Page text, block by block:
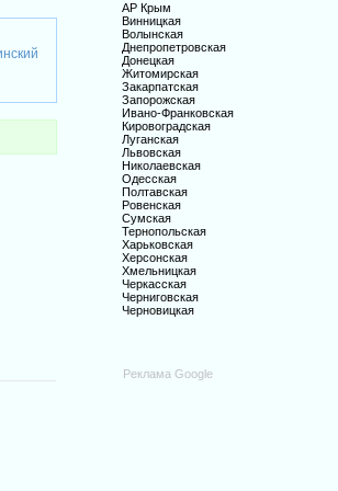
АР Крым
Винницкая
Волынская
Днепропетровская
Донецкая
Житомирская
Закарпатская
Запорожская
Ивано-Франковская
Кировоградская
Луганская
Львовская
Николаевская
Одесская
Полтавская
Ровенская
Сумская
Тернопольская
Харьковская
Херсонская
Хмельницкая
Черкасская
Черниговская
Черновицкая
Реклама Google